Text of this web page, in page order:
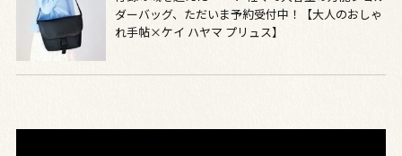
ダーバッグ、ただいま予約受付中！【大人のおしゃ
れ手帖×ケイ ハヤマ プリュス】